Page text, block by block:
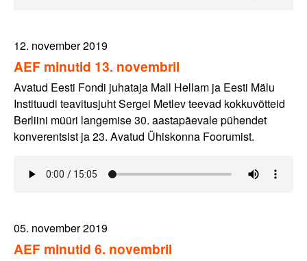
12. november 2019
AEF minutid 13. novembril
Avatud Eesti Fondi juhataja Mall Hellam ja Eesti Mälu
Instituudi teavitusjuht Sergei Metlev teevad kokkuvõtteid
Berliini müüri langemise 30. aastapäevale pühendet
konverentsist ja 23. Avatud Ühiskonna Foorumist.
05. november 2019
AEF minutid 6. novembril